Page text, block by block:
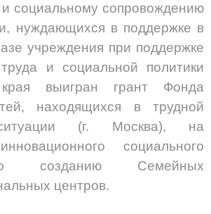
социальному сопровождению
нуждающихся в поддержке в
учреждения при поддержке
и социальной политики
края выигран грант Фонда
находящихся в трудной
(г. Москва), на
социального
созданию Семейных
центров.